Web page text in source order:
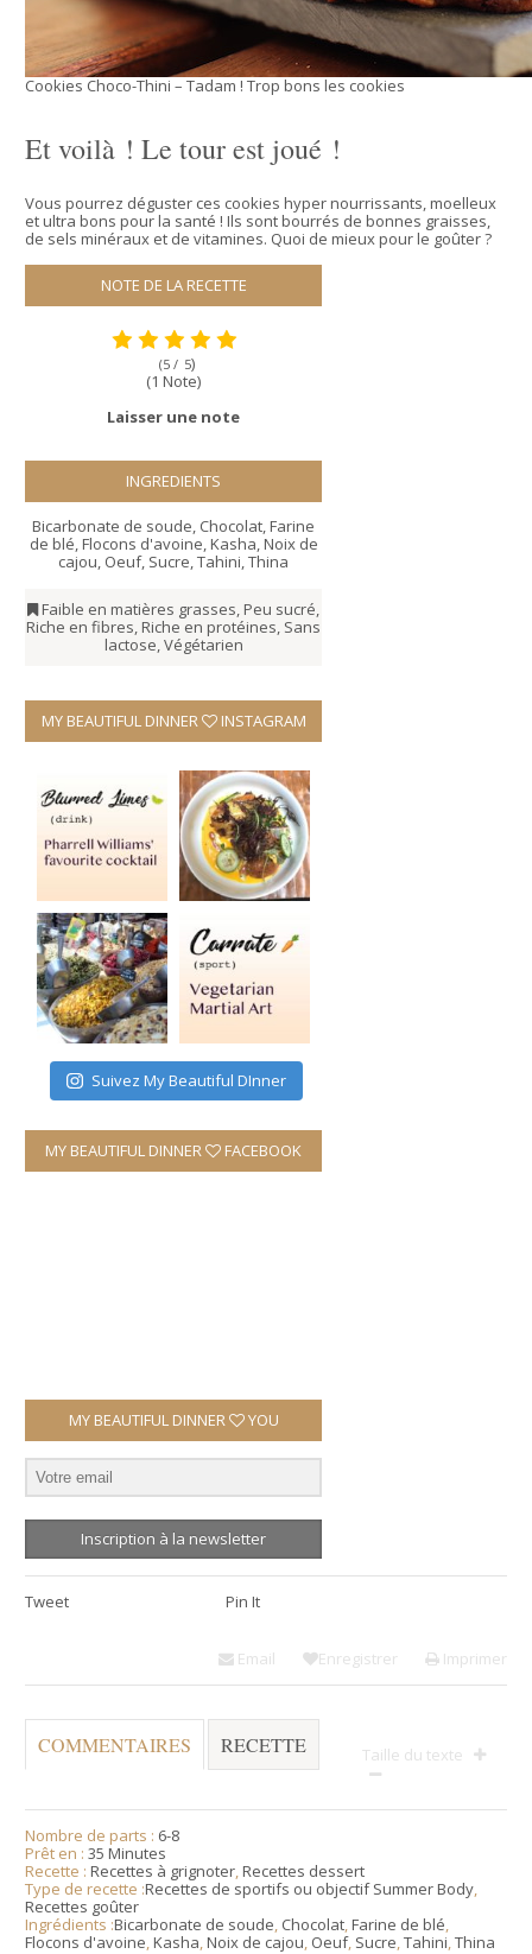
Cookies Choco-Thini – Tadam ! Trop bons les cookies
Et voilà ! Le tour est joué !
Vous pourrez déguster ces cookies hyper nourrissants, moelleux
et ultra bons pour la santé ! Ils sont bourrés de bonnes graisses,
de sels minéraux et de vitamines. Quoi de mieux pour le goûter ?
NOTE DE LA RECETTE
(5 / 5)
(1 Note)
Laisser une note
INGREDIENTS
Bicarbonate de soude, Chocolat,Farine
de blé,Flocons d'avoine,Kasha,Noix de
cajou, Oeuf, Sucre,Tahini,Thina
Faible en matières grasses, Peu sucré,
Riche en fibres, Riche en protéines, Sans
lactose,Végétarien
MY BEAUTIFUL DINNER INSTAGRAM
Suivez My Beautiful DInner
MY BEAUTIFUL DINNER FACEBOOK
MY BEAUTIFUL DINNER YOU
Inscription à la newsletter
Tweet Pin It
Email Enregistrer Imprimer
COMMENTAIRES RECETTE Taille du texte
Nombre de parts : 6-8
Prêt en :35 Minutes
Recette :Recettes à grignoter,Recettes dessert
Type de recette :Recettes de sportifs ou objectif Summer Body,
Recettes goûter
Ingrédients :Bicarbonate de soude, Chocolat,Farine de blé,
Flocons d'avoine,Kasha,Noix de cajou, Oeuf, Sucre,Tahini,Thina